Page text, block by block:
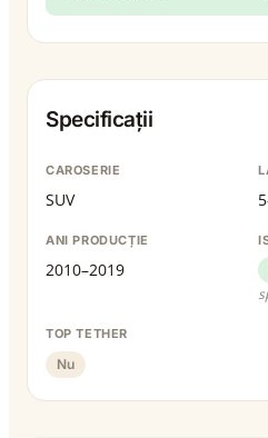
Specificații
CAROSERIE
SUV
ANI PRODUCȚIE
2010–2019
TOP TETHER
Nu